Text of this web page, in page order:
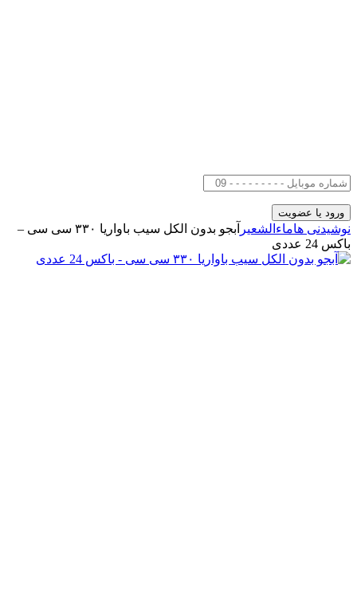
نوشیدنی هاماءالشعیر
آبجو بدون الکل سیب باواریا ۳۳۰ سی سی –
باکس 24 عددی